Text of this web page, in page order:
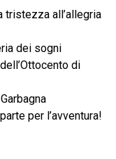
tristezza all’allegria
dei sogni
di
per l’avventura!